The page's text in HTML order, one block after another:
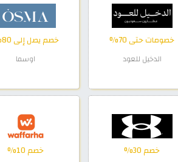
خصومات حتى 70%
الدخيل للعود
خصم يصل إلى 80%
اوسما
خصم 30% خصم 10%